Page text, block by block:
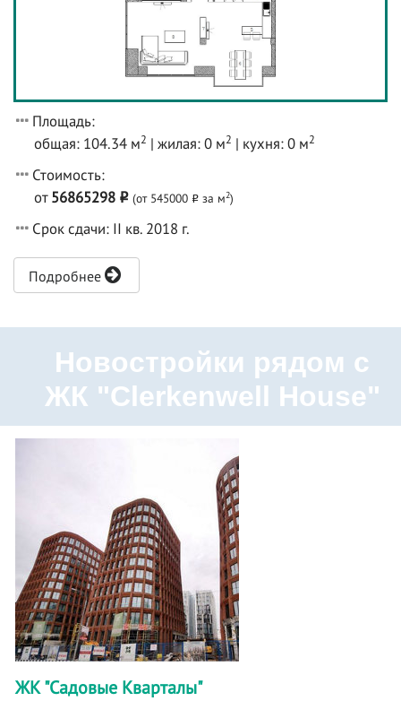
Площадь:
общая: 104.34 м2 | жилая: 0 м2 | кухня: 0 м2
Стоимость:
от56865298 o (от 545000 o за м2)
Срок сдачи: II кв. 2018 г.
Подробнее
Новостройки рядом с
ЖК "Clerkenwell House"
ЖК "Садовые Кварталы"